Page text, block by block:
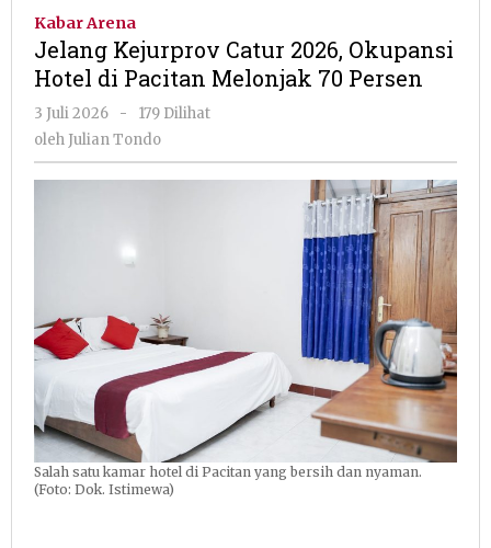
Okupansi
Hotel
Persen
Kabar Arena
Jelang Kejurprov Catur 2026, Okupansi
Hotel di Pacitan Melonjak 70 Persen
3 Juli 2026
oleh
Julian
-
179 Dilihat
oleh Julian Tondo
Salah satu kamar hotel di Pacitan yang bersih dan nyaman.
(Foto: Dok. Istimewa)